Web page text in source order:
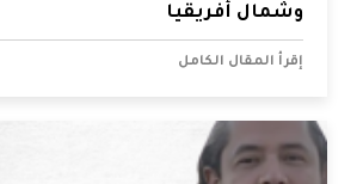
وشمال أفريقيا
إقرأ المقال الكامل